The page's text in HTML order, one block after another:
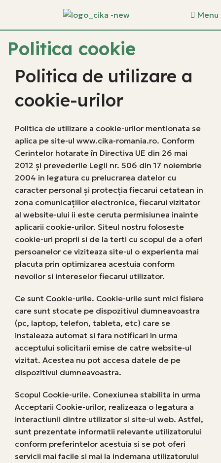
Menu
Politica cookie
Politica de utilizare a
cookie-urilor
Politica de utilizare a cookie-urilor mentionata se
aplica pe site-ul www.cika-romania.ro. Conform
Cerintelor hotarate în Directiva UE din 26 mai
2012 și prevederile Legii nr. 506 din 17 noiembrie
2004 in legatura cu prelucrarea datelor cu
caracter personal şi protecţia fiecarui cetatean in
zona comunicaţiilor electronice, fiecarui vizitator
al website-ului ii este ceruta permisiunea inainte
aplicarii cookie-urilor. Siteul nostru foloseste
cookie-uri proprii si de la terti cu scopul de a oferi
persoanelor ce viziteaza site-ul o experienta mai
placuta prin optimizarea acestuia conform
nevoilor si intereselor fiecarui utilizator.
Ce sunt Cookie-urile. Cookie-urile sunt mici fisiere
care sunt stocate pe dispozitivul dumneavoastra
(pc, laptop, telefon, tableta, etc) care se
instaleaza automat si fara notificari in urma
acceptului solicitarii emise de catre website-ul
vizitat. Acestea nu pot accesa datele de pe
dispozitivul dumneavoastra.
Scopul Cookie-urile. Conexiunea stabilita in urma
Acceptarii Cookie-urilor, realizeaza o legatura a
interactiunii dintre utilizator si site-ul web. Astfel,
sunt prezentate informatii relevante utilizatorului
conform preferintelor acestuia si se pot oferi
servicii mai facile si mai la indemana utilizatorului